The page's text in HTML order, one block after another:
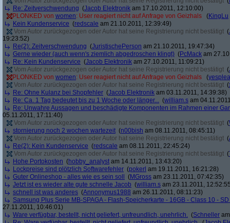
Re: Zeitverschwendung (Jacob Elektronik am 17.10.2011, 12:10:00)
PLONKED von women: User reagiert nicht auf Anfrage von Geizhals (KingLu
Kein Kundenservice (redscale am 21.10.2011, 12:39:49)
Vom Autor zurückgezogen oder Autor hat seine Registrierung nicht bestätigt (
19:23:52)
Re(2): Zeitverschwendung (JuristischePerson am 21.10.2011, 19:47:34)
Gerne wieder (auch wenn's ziemlich abgedroschen klingt) (PcMack am
Re: Kein Kundenservice (Jacob Elektronik am 27.10.2011, 11:09:21)
Vom Autor zurückgezogen oder Autor hat seine Registrierung nicht bestätigt (
PLONKED von women: User reagiert nicht auf Anfrage von Geizhals (
Vom Autor zurückgezogen oder Autor hat seine Registrierung nicht bestätigt (
Re: Ohne Kulanz bei Shopfehler (Jacob Elektronik am 03.11.2011, 14:39:38)
Re: Ca. 1 Tag bedeutet bis zu 1 Woche oder länger... (william.s am
Re: Unwahre Aussagen und beschädigte Komponenten im Rahmen einer
05.11.2011, 17:11:40)
Vom Autor zurückgezogen oder Autor hat seine Registrierung nicht bestätigt (
stornierung noch 2 wochen wartezeit (n00bish am 08.11.2011, 08:45:11)
Vom Autor zurückgezogen oder Autor hat seine Registrierung nicht bestätigt (
Re(2): Kein Kundenservice (redscale am 08.11.2011, 22:45:24)
Vom Autor zurückgezogen oder Autor hat seine Registrierung nicht bestätigt (
Hohe Portokosten (hobby_analyst am 14.11.2011, 13:43:20)
Lockpreise sind plötzlich Softwarefehler (pokerl am 19.11.2011, 16:21:28)
Guter Onlineshop - alles wie es sein soll
(MGross am 23.11.2011, 07:42:35)
Jetzt ist es wieder alte gute schnelle Jacob (william.s am 23.11.2011,
schnell ist was anderes (Annonymus1988 am 26.11.2011, 08:11:23)
Samsung Plus Serie MB-SPAGA - Flash-Speicherkarte - 16GB - Class 10 -
27.11.2011, 10:46:01)
Ware verfügbar, bestellt, nicht geliefert, unfreundlich, unehrlich. (Schneller